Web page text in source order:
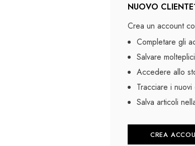
NUOVO
Crea un account
Completare gli
Salvare
Accedere allo
Tracciare i
Salva articoli
CREA